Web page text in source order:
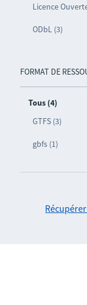
Licence
ODbL (3)
FORMAT DE
Tous (4)
GTFS (3)
gbfs (1)